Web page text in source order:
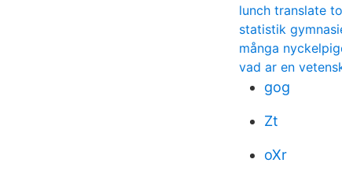
lunch translate
statistik
många
vad ar en
gog
Zt
oXr